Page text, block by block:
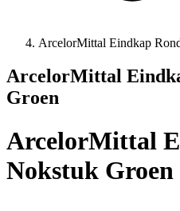
ArcelorMittal Eindkap
ArcelorMittal
Groen
ArcelorMittal
Nokstuk Groen